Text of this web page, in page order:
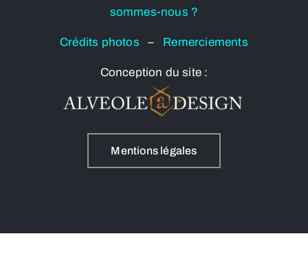
sommes-nous ?
Crédits photos– Remerciements
Conception du site :
Mentions légales